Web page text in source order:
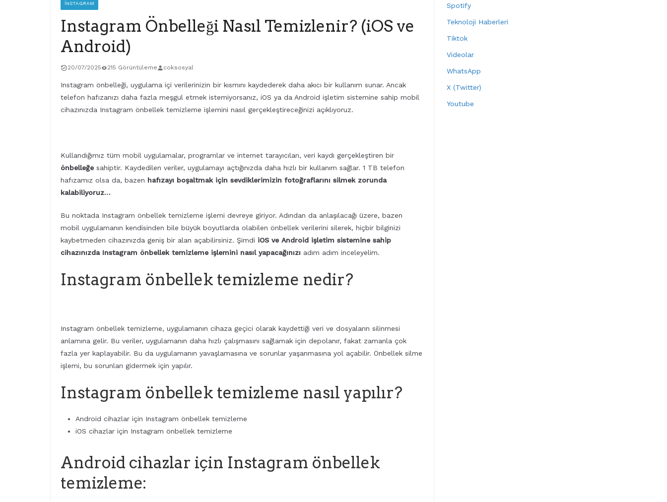
İNSTAGRAM
Instagram Önbelleği Nasıl Temizlenir? (iOS ve
Android)
20/07/2025 215 Görüntüleme coksosyal
Instagram önbelleği, uygulama içi verilerinizin bir kısmını kaydederek daha akıcı bir kullanım sunar. Ancak
telefon hafızanızı daha fazla meşgul etmek istemiyorsanız, iOS ya da Android işletim sistemine sahip mobil
cihazınızda Instagram önbellek temizleme işlemini nasıl gerçekleştireceğinizi açıklıyoruz.
Kullandığımız tüm mobil uygulamalar, programlar ve internet tarayıcıları, veri kaydı gerçekleştiren bir
önbelleğe sahiptir. Kaydedilen veriler, uygulamayı açtığınızda daha hızlı bir kullanım sağlar. 1 TB telefon
hafızamız olsa da, bazen hafızayı boşaltmak için sevdiklerimizin fotoğraflarını silmek zorunda
kalabiliyoruz…
Bu noktada Instagram önbellek temizleme işlemi devreye giriyor. Adından da anlaşılacağı üzere, bazen
mobil uygulamanın kendisinden bile büyük boyutlarda olabilen önbellek verilerini silerek, hiçbir bilginizi
kaybetmeden cihazınızda geniş bir alan açabilirsiniz. Şimdi iOS ve Android işletim sistemine sahip
cihazınızda Instagram önbellek temizleme işlemini nasıl yapacağınızı adım adım inceleyelim.
Instagram önbellek temizleme nedir?
Instagram önbellek temizleme, uygulamanın cihaza geçici olarak kaydettiği veri ve dosyaların silinmesi
anlamına gelir. Bu veriler, uygulamanın daha hızlı çalışmasını sağlamak için depolanır, fakat zamanla çok
fazla yer kaplayabilir. Bu da uygulamanın yavaşlamasına ve sorunlar yaşanmasına yol açabilir. Önbellek silme
işlemi, bu sorunları gidermek için yapılır.
Instagram önbellek temizleme nasıl yapılır?
Android cihazlar için Instagram önbellek temizleme
iOS cihazlar için Instagram önbellek temizleme
Android cihazlar için Instagram önbellek
temizleme:
Spotify
Teknoloji Haberleri
Tiktok
Videolar
WhatsApp
X (Twitter)
Youtube